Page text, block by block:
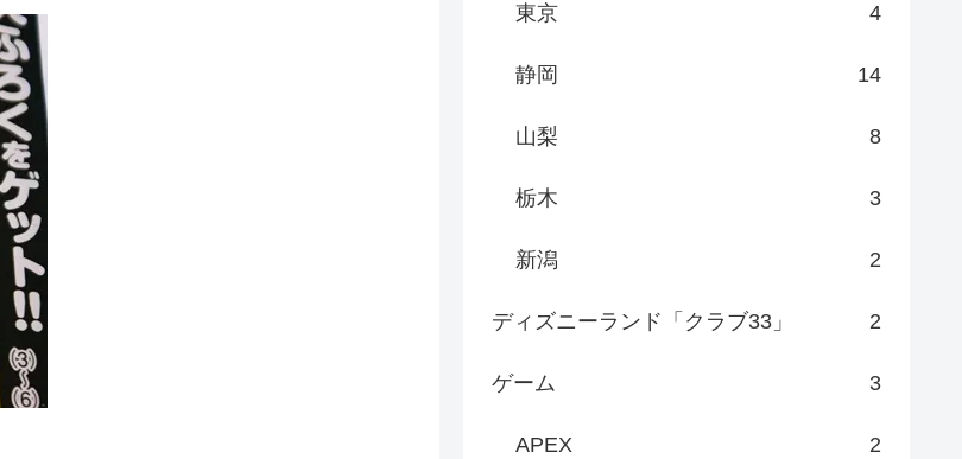
東京 4
静岡 14
山梨 8
栃木 3
新潟 2
ディズニーランド「クラブ33」 2
ゲーム 3
APEX 2